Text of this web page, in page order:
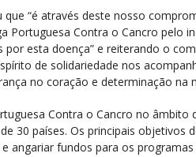
“é através deste nosso
Contra o Cancro pelo
esta doença” e reiterando o
de solidariedade nos
no coração e determinação na
Contra o Cancro no âmbito
30 países. Os principais objetivos
angariar fundos para os